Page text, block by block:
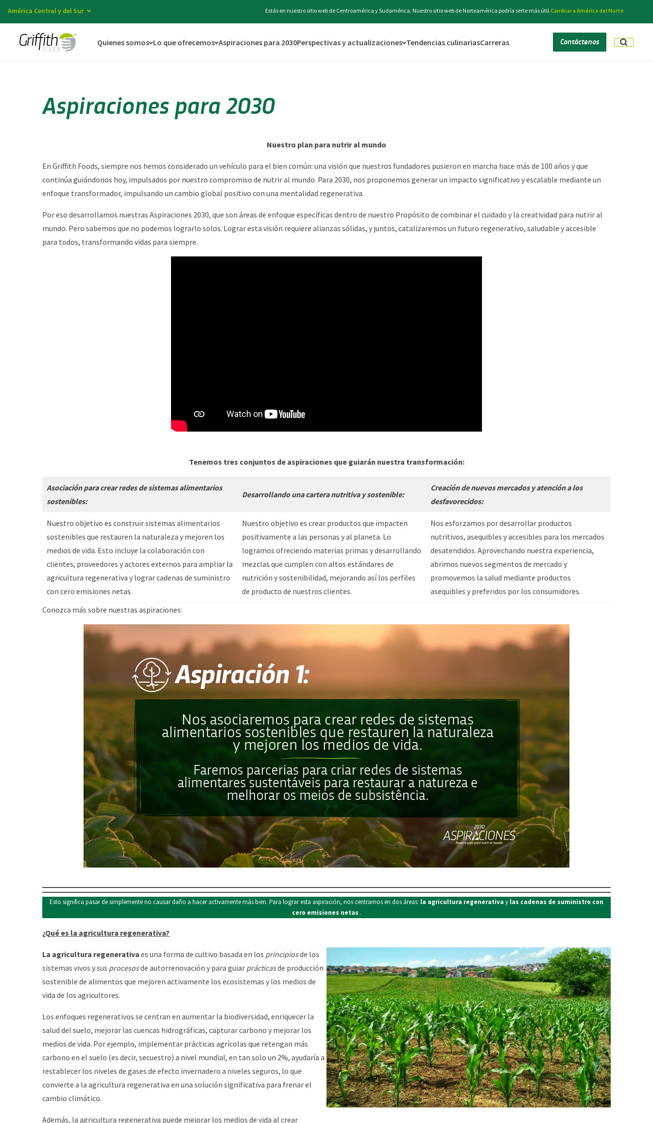
América Central y del Sur Estás en nuestro sitio web de Centroamérica y Sudamérica. Nuestro sitio web de Norteamérica podría serte más útil.Cambiar a América del Norte
Quienes somos Lo que ofrecemos Aspiraciones para 2030Perspectivas y actualizaciones Tendencias culinariasCarreras Contáctenos
Aspiraciones para 2030
Nuestro plan para nutrir al mundo
En Griffith Foods, siempre nos hemos considerado un vehículo para el bien común: una visión que nuestros fundadores pusieron en marcha hace más de 100 años y que
continúa guiándonos hoy, impulsados por nuestro compromiso de nutrir al mundo. Para 2030, nos proponemos generar un impacto significativo y escalable mediante un
enfoque transformador, impulsando un cambio global positivo con una mentalidad regenerativa.
Por eso desarrollamos nuestras Aspiraciones 2030, que son áreas de enfoque específicas dentro de nuestro Propósito de combinar el cuidado y la creatividad para nutrir al
mundo. Pero sabemos que no podemos lograrlo solos. Lograr esta visión requiere alianzas sólidas, y juntos, catalizaremos un futuro regenerativo, saludable y accesible
para todos, transformando vidas para siempre.
Tenemos tres conjuntos de aspiraciones que guiarán nuestra transformación:
Asociación para crear redes de sistemas alimentarios
sostenibles:
Desarrollando una cartera nutritiva y sostenible:
Creación de nuevos mercados y atención a los
desfavorecidos:
Nuestro objetivo es construir sistemas alimentarios
sostenibles que restauren la naturaleza y mejoren los
medios de vida. Esto incluye la colaboración con
clientes, proveedores y actores externos para ampliar la
agricultura regenerativa y lograr cadenas de suministro
con cero emisiones netas.
Nuestro objetivo es crear productos que impacten
positivamente a las personas y al planeta. Lo
logramos ofreciendo materias primas y desarrollando
mezclas que cumplen con altos estándares de
nutrición y sostenibilidad, mejorando así los perfiles
de producto de nuestros clientes.
Nos esforzamos por desarrollar productos
nutritivos, asequibles y accesibles para los mercados
desatendidos. Aprovechando nuestra experiencia,
abrimos nuevos segmentos de mercado y
promovemos la salud mediante productos
asequibles y preferidos por los consumidores.
Conozca más sobre nuestras aspiraciones:
Esto significa pasar de simplemente no causar daño a hacer activamente más bien. Para lograr esta aspiración, nos centramos en dos áreas: la agricultura regenerativa y las cadenas de suministro con
cero emisiones netas .
¿Qué es la agricultura regenerativa?
La agricultura regenerativa es una forma de cultivo basada en los principiosde los
sistemas vivos y sus procesosde autorrenovación y para guiar prácticasde producción
sostenible de alimentos que mejoren activamente los ecosistemas y los medios de
vida de los agricultores.
Los enfoques regenerativos se centran en aumentar la biodiversidad, enriquecer la
salud del suelo, mejorar las cuencas hidrográficas, capturar carbono y mejorar los
medios de vida. Por ejemplo, implementar prácticas agrícolas que retengan más
carbono en el suelo (es decir, secuestro) a nivel mundial, en tan solo un 2%, ayudaría a
restablecer los niveles de gases de efecto invernadero a niveles seguros, lo que
convierte a la agricultura regenerativa en una solución significativa para frenar el
cambio climático.
Además, la agricultura regenerativa puede mejorar los medios de vida al crear